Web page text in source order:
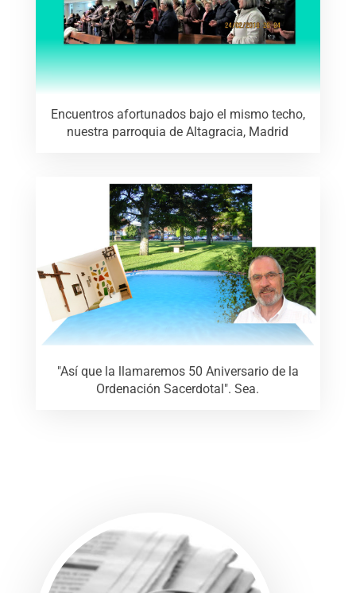
Encuentros afortunados bajo el mismo techo,
nuestra parroquia de Altagracia, Madrid
"Así que la llamaremos 50 Aniversario de la
Ordenación Sacerdotal". Sea.